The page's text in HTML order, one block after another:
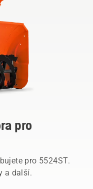
pro
pro 5524ST.
a další.